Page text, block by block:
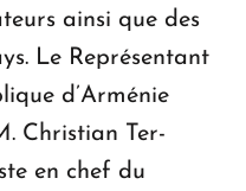
ainsi que des
Le Représentant
d’Arménie
Christian Ter-
en chef du